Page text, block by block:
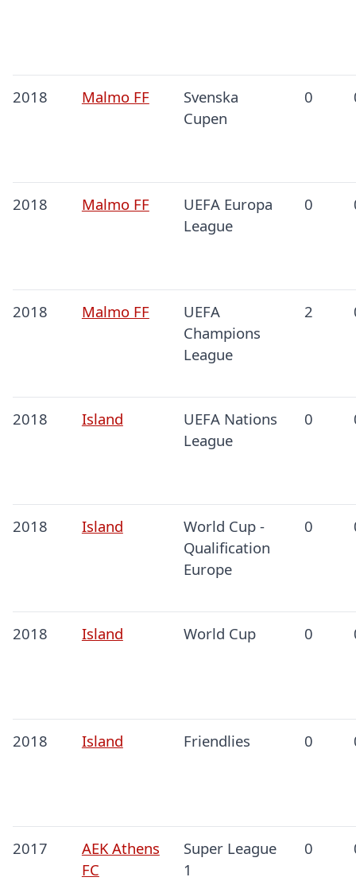
2018 Malmo FF
Svenska
Cupen
0
2018 Malmo FF
UEFA Europa
League
0
2018 Malmo FF
UEFA
Champions
League
2
2018 Island
UEFA Nations
League
0
2018 Island
World Cup -
Qualification
Europe
0
2018 Island World Cup 0
2018 Island Friendlies 0
2017
AEK Athens
FC
Super League
1
0